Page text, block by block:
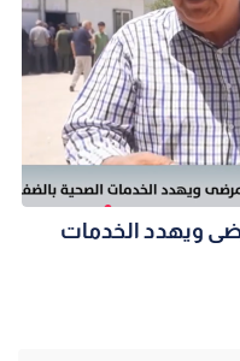
ويهدد الخدمات